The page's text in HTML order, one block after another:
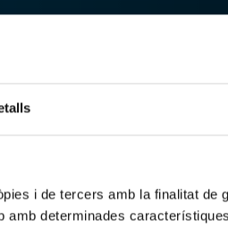
i de tercers amb la finalitat de
determinades